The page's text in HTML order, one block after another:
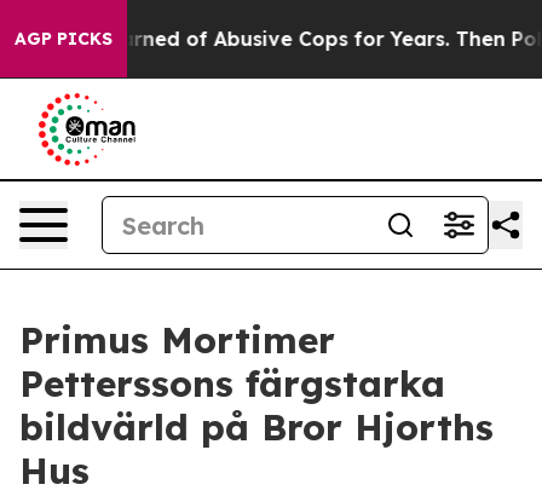
AGP PICKS
Warned of Abusive Cops for Years. Then Police
Primus Mortimer
Petterssons färgstarka
bildvärld på Bror Hjorths
Hus